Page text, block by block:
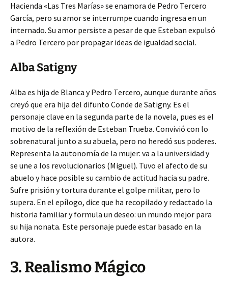
Hacienda «Las Tres Marías» se enamora de Pedro Tercero
García, pero su amor se interrumpe cuando ingresa en un
internado. Su amor persiste a pesar de que Esteban expulsó
a Pedro Tercero por propagar ideas de igualdad social.
Alba Satigny
Alba es hija de Blanca y Pedro Tercero, aunque durante años
creyó que era hija del difunto Conde de Satigny. Es el
personaje clave en la segunda parte de la novela, pues es el
motivo de la reflexión de Esteban Trueba. Convivió con lo
sobrenatural junto a su abuela, pero no heredó sus poderes.
Representa la autonomía de la mujer: va a la universidad y
se une a los revolucionarios (Miguel). Tuvo el afecto de su
abuelo y hace posible su cambio de actitud hacia su padre.
Sufre prisión y tortura durante el golpe militar, pero lo
supera. En el epílogo, dice que ha recopilado y redactado la
historia familiar y formula un deseo: un mundo mejor para
su hija nonata. Este personaje puede estar basado en la
autora.
3. Realismo Mágico